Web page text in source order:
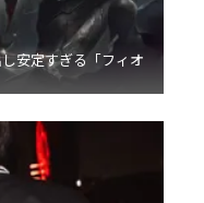
安定すぎる「フィオ